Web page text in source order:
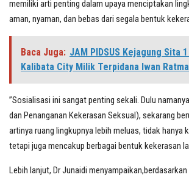
memiliki arti penting dalam upaya menciptakan
aman, nyaman, dan bebas dari segala bentuk
Baca Juga: JAM PIDSUS Kejagung Sita
Kalibata City Milik Terpidana Iwan
”Sosialisasi ini sangat penting sekali. Dulu
dan Penanganan Kekerasan Seksual), sekarang
artinya ruang lingkupnya lebih meluas, tidak hanya
tetapi juga mencakup berbagai bentuk kekerasan
Lebih lanjut, Dr Junaidi